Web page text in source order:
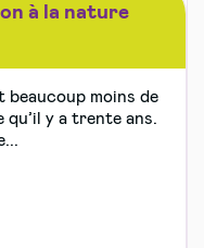
à la nature
beaucoup moins de
y a trente ans.